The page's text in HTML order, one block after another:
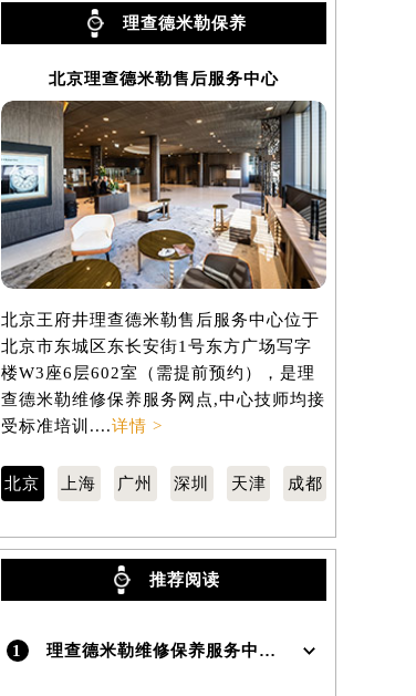
理查德米勒保养
北京理查德米勒售后服务中心
北京王府井理查德米勒售后服务中心位于
北京市东城区东长安街1号东方广场写字
楼W3座6层602室（需提前预约），是理
查德米勒维修保养服务网点,中心技师均接
受标准培训....详情 >
北京 上海 广州 深圳 天津 成都
推荐阅读
1 理查德米勒维修保养服务中心介绍 | Richard